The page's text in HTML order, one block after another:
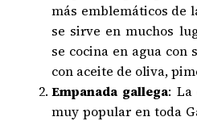
más emblemáticos de
se sirve en muchos
se cocina en agua con
con aceite de oliva,
Empanada gallega: La
muy popular en toda